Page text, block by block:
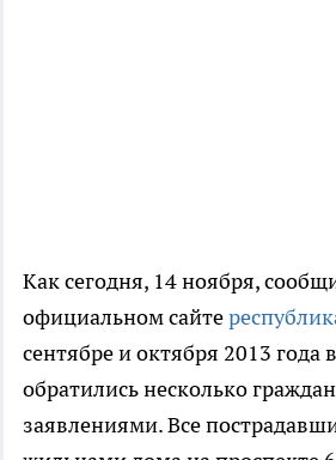
Как сегодня, 14 ноября,
официальном сайте
сентябре и октября 2013
обратились несколько
заявлениями. Все